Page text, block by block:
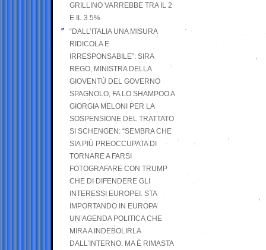
GRILLINO VARREBBE TRA IL 2
E IL 3.5%
“DALL’ITALIA UNA MISURA
RIDICOLA E
IRRESPONSABILE”: SIRA
REGO, MINISTRA DELLA
GIOVENTÙ DEL GOVERNO
SPAGNOLO, FA LO SHAMPOO A
GIORGIA MELONI PER LA
SOSPENSIONE DEL TRATTATO
SI SCHENGEN: “SEMBRA CHE
SIA PIÙ PREOCCUPATA DI
TORNARE A FARSI
FOTOGRAFARE CON TRUMP
CHE DI DIFENDERE GLI
INTERESSI EUROPEI. STA
IMPORTANDO IN EUROPA
UN’AGENDA POLITICA CHE
MIRA A INDEBOLIRLA
DALL’INTERNO. MA È RIMASTA